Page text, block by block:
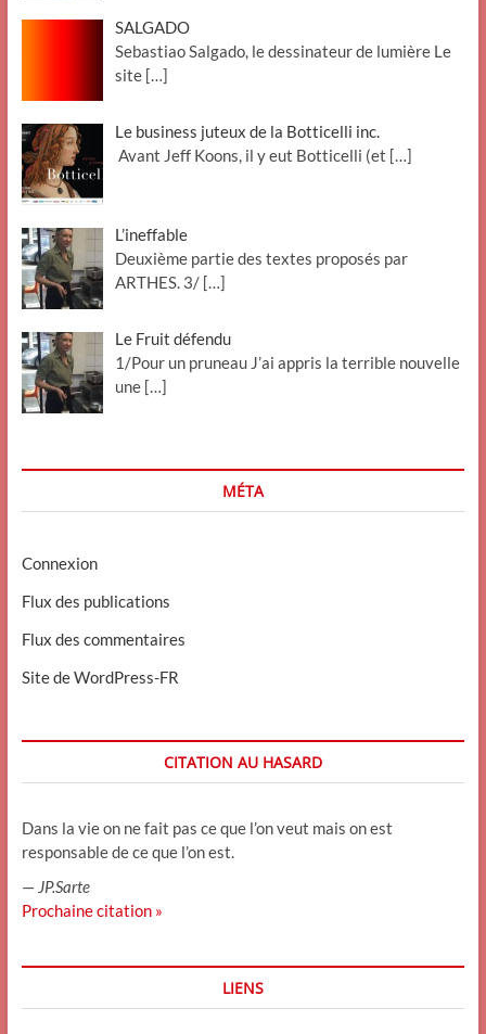
SALGADO
Sebastiao Salgado, le dessinateur de lumière Le
site […]
Le business juteux de la Botticelli inc.
Avant Jeff Koons, il y eut Botticelli (et […]
L’ineffable
Deuxième partie des textes proposés par
ARTHES. 3/ […]
Le Fruit défendu
1/Pour un pruneau J’ai appris la terrible nouvelle
une […]
MÉTA
Connexion
Flux des publications
Flux des commentaires
Site de WordPress-FR
CITATION AU HASARD
Dans la vie on ne fait pas ce que l’on veut mais on est
responsable de ce que l’on est.
— JP.Sarte
Prochaine citation »
LIENS